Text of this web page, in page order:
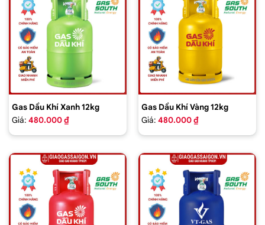
Gas Dầu Khí Xanh 12kg
Giá: 480.000 ₫
Gas Dầu Khí Vàng 12kg
Giá: 480.000 ₫